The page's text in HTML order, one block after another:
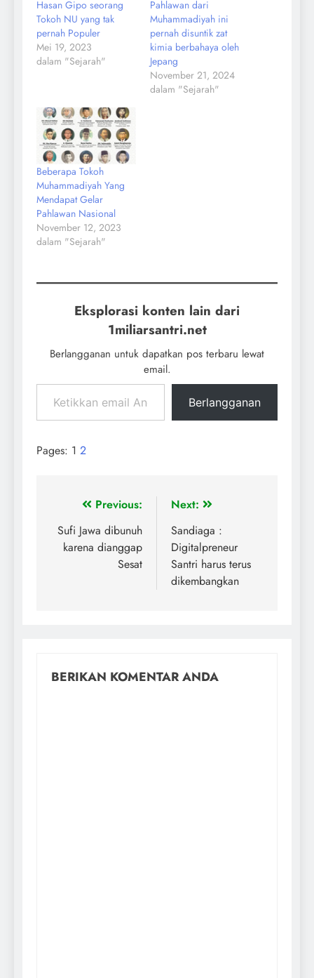
Hasan Gipo seorang
Tokoh NU yang tak
pernah Populer
Mei 19, 2023
dalam "Sejarah"
Pahlawan dari
Muhammadiyah ini
pernah disuntik zat
kimia berbahaya oleh
Jepang
November 21, 2024
dalam "Sejarah"
Beberapa Tokoh
Muhammadiyah Yang
Mendapat Gelar
Pahlawan Nasional
November 12, 2023
dalam "Sejarah"
Eksplorasi konten lain dari
1miliarsantri.net
Berlangganan untuk dapatkan pos terbaru lewat
email.
Berlangganan
Pages: 1 2
Previous:
Sufi Jawa dibunuh
karena dianggap
Sesat
Next:
Sandiaga :
Digitalpreneur
Santri harus terus
dikembangkan
BERIKAN KOMENTAR ANDA